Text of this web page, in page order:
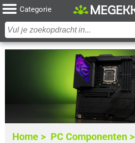
Categorie
Home > PC Componenten >